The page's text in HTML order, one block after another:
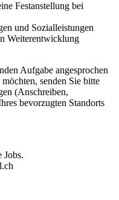
Festanstellung bei
und Sozialleistungen
Weiterentwicklung
Aufgabe angesprochen
senden Sie bitte
(Anschreiben,
bevorzugten Standorts
Jobs.